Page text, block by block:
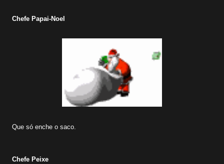
Chefe Papai-Noel
Que só enche o saco.
Chefe Peixe